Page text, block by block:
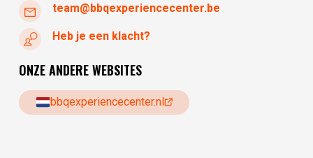
team@bbqexperiencecenter.be
Heb je een klacht?
ONZE ANDERE WEBSITES
bbqexperiencecenter.nl